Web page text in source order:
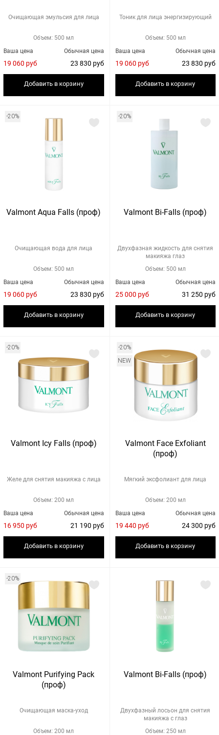
Очищающая эмульсия для лица
Объем: 500 мл
Обычная цена
23 830 руб
Ваша цена
19 060 руб
Добавить в корзину
Тоник для лица энергизирующий
Объем: 500 мл
Обычная цена
23 830 руб
Ваша цена
19 060 руб
Добавить в корзину
-20%
Valmont Aqua Falls (проф)
Очищающая вода для лица
Объем: 500 мл
Обычная цена
23 830 руб
Ваша цена
19 060 руб
Добавить в корзину
-20%
Valmont Bi-Falls (проф)
Двухфазная жидкость для снятия
макияжа глаз
Объем: 500 мл
Обычная цена
31 250 руб
Ваша цена
25 000 руб
Добавить в корзину
-20%
Valmont Icy Falls (проф)
Желе для снятия макияжа с лица
Объем: 200 мл
Обычная цена
21 190 руб
Ваша цена
16 950 руб
Добавить в корзину
-20%
NEW
Valmont Face Exfoliant
(проф)
Мягкий эксфолиант для лица
Объем: 200 мл
Обычная цена
24 300 руб
Ваша цена
19 440 руб
Добавить в корзину
-20%
Valmont Purifying Pack
(проф)
Очищающая маска-уход
Объем: 200 мл
Valmont Bi-Falls (проф)
Двухфазный лосьон для снятия
макияжа с глаз
Объем: 250 мл